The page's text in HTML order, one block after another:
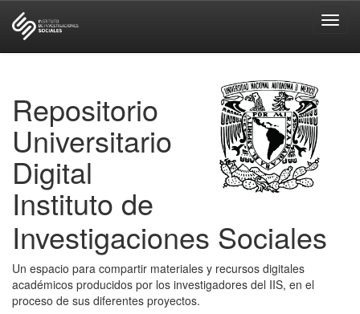
Repositorio
Universitario
Digital
Instituto de
Investigaciones Sociales
Un espacio para compartir materiales y recursos digitales
académicos producidos por los investigadores del IIS, en el
proceso de sus diferentes proyectos.